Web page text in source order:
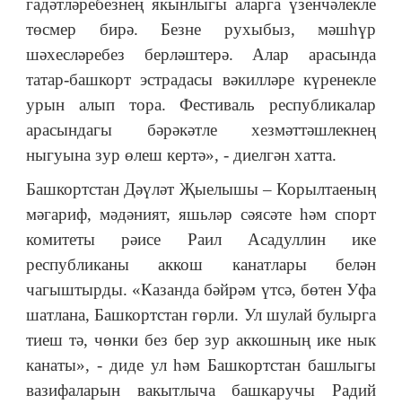
гадәтләребезнең якынлыгы аларга үзенчәлекле
төсмер бирә. Безне рухыбыз, мәшһүр
шәхесләребез берләштерә. Алар арасында
татар-башкорт эстрадасы вәкилләре күренекле
урын алып тора. Фестиваль республикалар
арасындагы бәрәкәтле хезмәттәшлекнең
ныгуына зур өлеш кертә», - диелгән хатта.
Башкортстан Дәүләт Җыелышы – Корылтаеның
мәгариф, мәдәният, яшьләр сәясәте һәм спорт
комитеты рәисе Раил Асадуллин ике
республиканы аккош канатлары белән
чагыштырды. «Казанда бәйрәм үтсә, бөтен Уфа
шатлана, Башкортстан гөрли. Ул шулай булырга
тиеш тә, чөнки без бер зур аккошның ике нык
канаты», - диде ул һәм Башкортстан башлыгы
вазифаларын вакытлыча башкаручы Радий